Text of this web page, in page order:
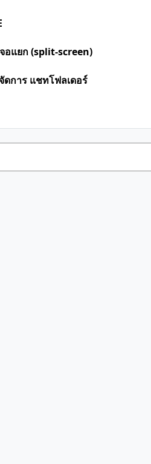
อแยก (split-screen)
การ แชทโฟลเดอร์